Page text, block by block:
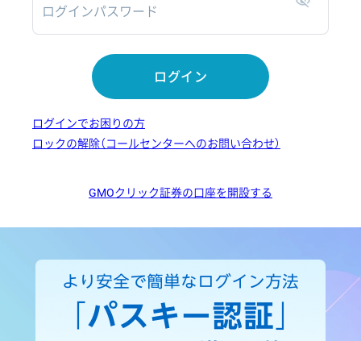
ログインパスワード
ログイン
ログインでお困りの方
ロックの解除（コールセンターへのお問い合わせ）
GMOクリック証券の口座を開設する